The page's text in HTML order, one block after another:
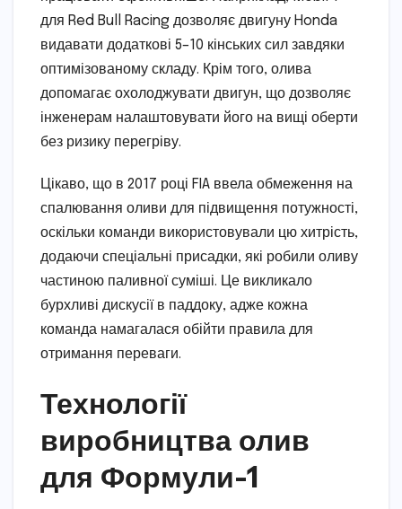
для Red Bull Racing дозволяє двигуну Honda
видавати додаткові 5–10 кінських сил завдяки
оптимізованому складу. Крім того, олива
допомагає охолоджувати двигун, що дозволяє
інженерам налаштовувати його на вищі оберти
без ризику перегріву.
Цікаво, що в 2017 році FIA ввела обмеження на
спалювання оливи для підвищення потужності,
оскільки команди використовували цю хитрість,
додаючи спеціальні присадки, які робили оливу
частиною паливної суміші. Це викликало
бурхливі дискусії в паддоку, адже кожна
команда намагалася обійти правила для
отримання переваги.
Технології
виробництва олив
для Формули-1